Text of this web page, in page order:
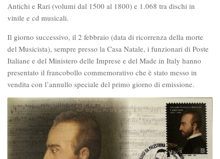
Antichi e Rari (volumi dal 1500 al 1800) e 1.068 tra dischi in
vinile e cd musicali.
Il giorno successivo, il 2 febbraio (data di ricorrenza della morte
del Musicista), sempre presso la Casa Natale, i funzionari di Poste
Italiane e del Ministero delle Imprese e del Made in Italy hanno
presentato il francobollo commemorativo che è stato messo in
vendita con l’annullo speciale del primo giorno di emissione.